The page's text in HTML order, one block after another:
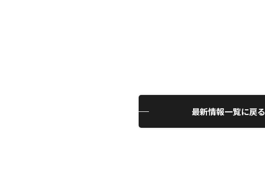
最新情報一覧に戻る